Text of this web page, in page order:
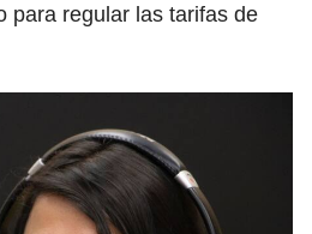
para regular las tarifas de